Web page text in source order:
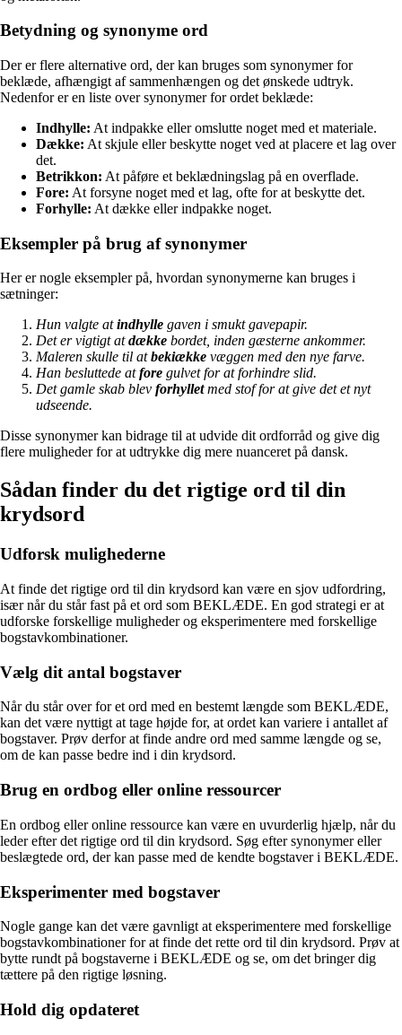
Betydning og synonyme ord
Der er flere alternative ord, der kan bruges som synonymer for
beklæde, afhængigt af sammenhængen og det ønskede udtryk.
Nedenfor er en liste over synonymer for ordet beklæde:
Indhylle: At indpakke eller omslutte noget med et materiale.
Dække: At skjule eller beskytte noget ved at placere et lag over
det.
Betrikkon: At påføre et beklædningslag på en overflade.
Fore: At forsyne noget med et lag, ofte for at beskytte det.
Forhylle: At dække eller indpakke noget.
Eksempler på brug af synonymer
Her er nogle eksempler på, hvordan synonymerne kan bruges i
sætninger:
Hun valgte atindhylle gaven i smukt gavepapir.
Det er vigtigt atdække bordet, inden gæsterne ankommer.
Maleren skulle til atbekiække væggen med den nye farve.
Han besluttede atfore gulvet for at forhindre slid.
Det gamle skab blev forhylletmed stof for at give det et nyt
udseende.
Disse synonymer kan bidrage til at udvide dit ordforråd og give dig
flere muligheder for at udtrykke dig mere nuanceret på dansk.
Sådan finder du det rigtige ord til din
krydsord
Udforsk mulighederne
At finde det rigtige ord til din krydsord kan være en sjov udfordring,
især når du står fast på et ord som BEKLÆDE. En god strategi er at
udforske forskellige muligheder og eksperimentere med forskellige
bogstavkombinationer.
Vælg dit antal bogstaver
Når du står over for et ord med en bestemt længde som BEKLÆDE,
kan det være nyttigt at tage højde for, at ordet kan variere i antallet af
bogstaver. Prøv derfor at finde andre ord med samme længde og se,
om de kan passe bedre ind i din krydsord.
Brug en ordbog eller online ressourcer
En ordbog eller online ressource kan være en uvurderlig hjælp, når du
leder efter det rigtige ord til din krydsord. Søg efter synonymer eller
beslægtede ord, der kan passe med de kendte bogstaver i BEKLÆDE.
Eksperimenter med bogstaver
Nogle gange kan det være gavnligt at eksperimentere med forskellige
bogstavkombinationer for at finde det rette ord til din krydsord. Prøv at
bytte rundt på bogstaverne i BEKLÆDE og se, om det bringer dig
tættere på den rigtige løsning.
Hold dig opdateret